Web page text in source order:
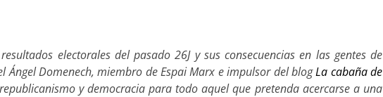
electorales del pasado 26J y sus consecuencias en las gentes de
Ángel Domenech, miembro de Espai Marx e impulsor del blogLa cabaña de
y democracia para todo aquel que pretenda acercarse a una